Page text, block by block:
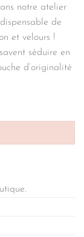
notre atelier
de
et velours !
séduire en
d’originalité